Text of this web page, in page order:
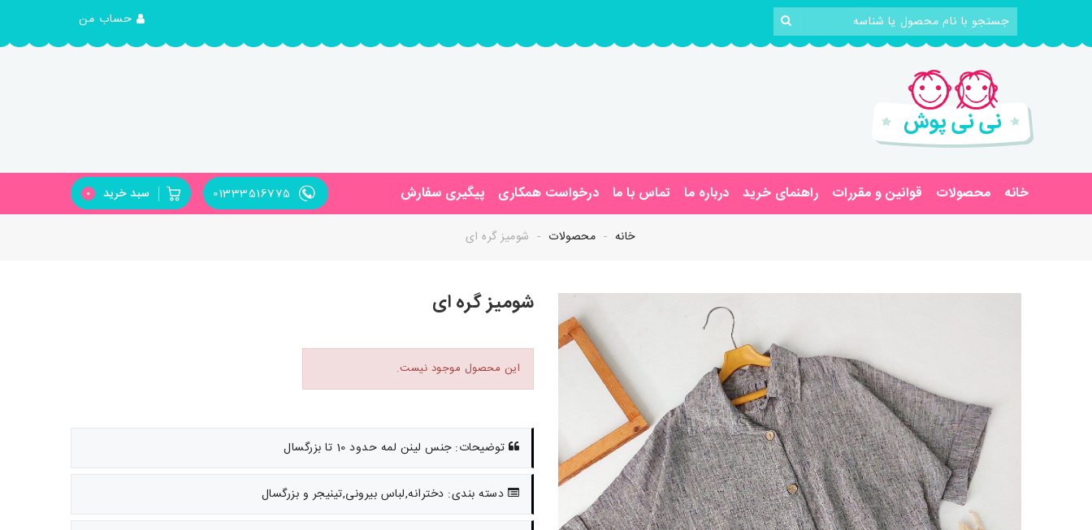
حساب من
خانه محصولات قوانین و مقررات راهنمای خرید درباره ما تماس با ما درخواست همکاری پیگیری سفارش سبد خرید 0 01333516775
خانه محصولات شومیز گره ای
شومیز گره ای
این محصول موجود نیست.
توضیحات: جنس لینن لمه حدود 10 تا بزرگسال
دسته بندی: دخترانه,لباس بیرونی,تینیجر و بزرگسال